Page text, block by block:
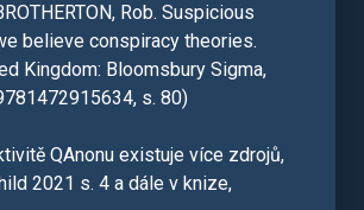
Rob. Suspicious
believe conspiracy theories.
Kingdom: Bloomsbury Sigma,
s. 80)
QAnonu existuje více zdrojů,
2021 s. 4 a dále v knize,